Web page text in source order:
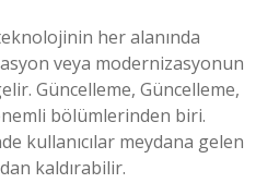
her alanında
veya modernizasyonun
Güncelleme, Güncelleme,
bölümlerinden biri.
kullanıcılar meydana gelen
kaldırabilir.